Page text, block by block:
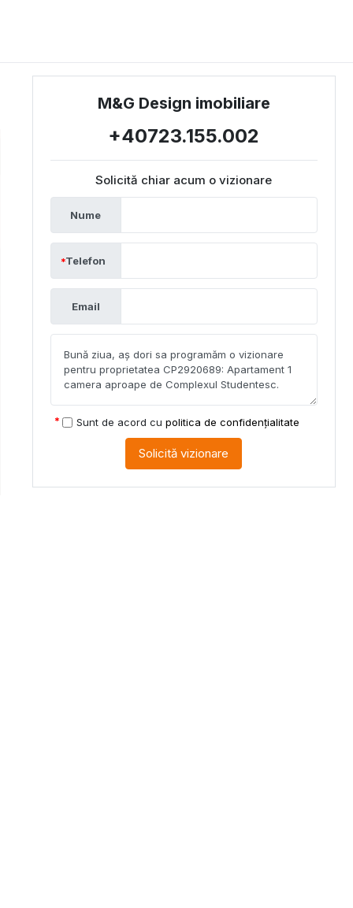
M&G Design imobiliare
+40723.155.002
Solicită chiar acum o vizionare
Nume
Telefon
Email
Sunt de acord cu politica de confidențialitate
Solicită vizionare